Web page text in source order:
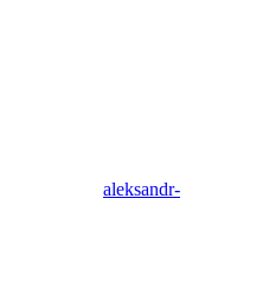
aleksandr-